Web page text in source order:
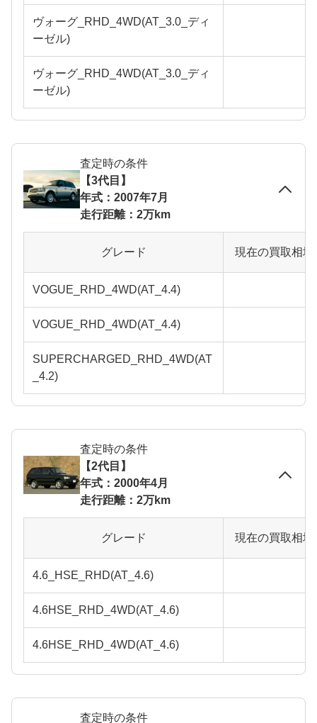
ヴォーグ_RHD_4WD(AT_3.0_ディ
ーゼル)
ヴォーグ_RHD_4WD(AT_3.0_ディ
ーゼル)
査定時の条件
【3代目】
年式：2007年7月
走行距離：2万km
グレード 現在の買取相
VOGUE_RHD_4WD(AT_4.4)
VOGUE_RHD_4WD(AT_4.4)
SUPERCHARGED_RHD_4WD(AT
_4.2)
査定時の条件
【2代目】
年式：2000年4月
走行距離：2万km
グレード 現在の買取相
4.6_HSE_RHD(AT_4.6)
4.6HSE_RHD_4WD(AT_4.6)
4.6HSE_RHD_4WD(AT_4.6)
査定時の条件